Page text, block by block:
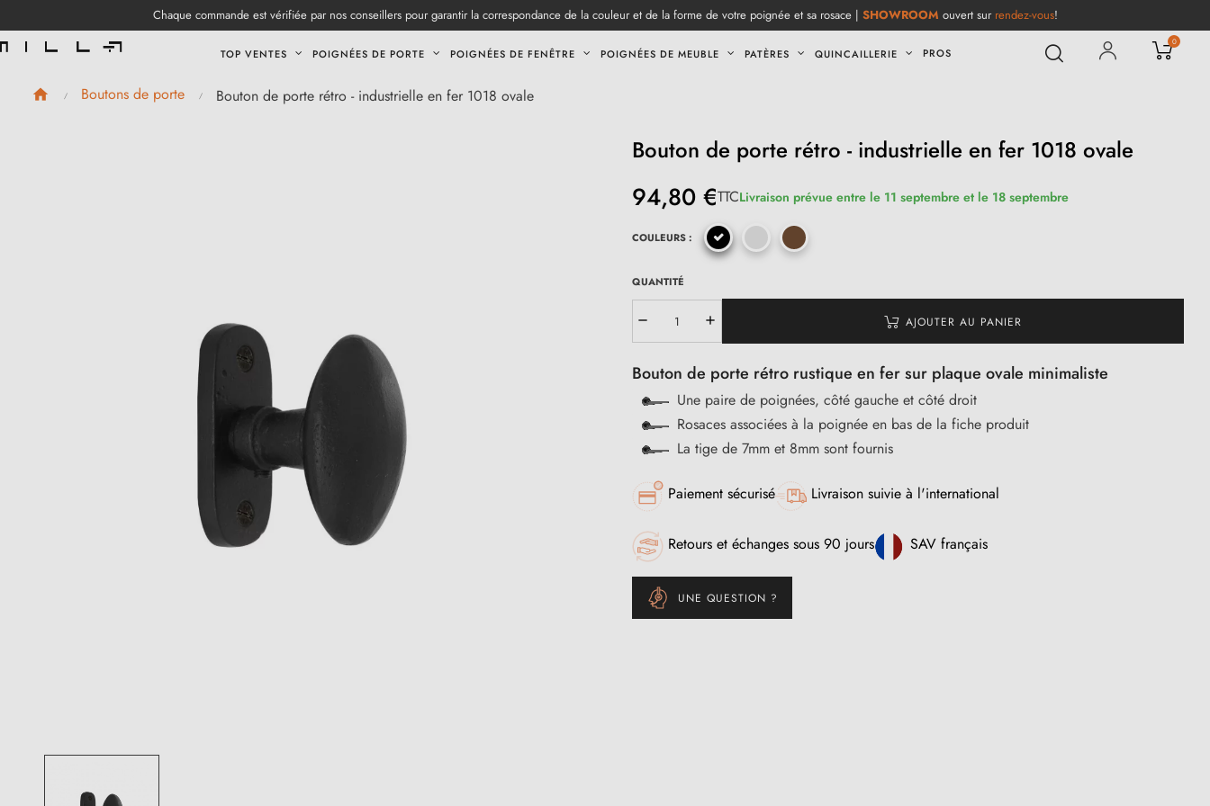
Chaque commande est vérifiée par nos conseillers pour garantir la correspondance de la couleur et de la forme de votre poignée et sa rosace | SHOWROOM ouvert sur rendez-vous!
TOP VENTES POIGNÉES DE PORTE POIGNÉES DE FENÊTRE POIGNÉES DE MEUBLE PATÈRES QUINCAILLERIE PROS
0
Boutons de porte Bouton de porte rétro - industrielle en fer 1018 ovale
Bouton de porte rétro - industrielle en fer 1018 ovale
94,80 €TTCLivraison prévue entre le 11 septembre et le 18 septembre
COULEURS :
QUANTITÉ
AJOUTER AU PANIER
Bouton de porte rétro rustique en fer sur plaque ovale minimaliste
Une paire de poignées, côté gauche et côté droit
Rosaces associées à la poignée en bas de la fiche produit
La tige de 7mm et 8mm sont fournis
Paiement sécurisé Livraison suivie à l'international
Retours et échanges sous 90 jours SAV français
UNE QUESTION ?